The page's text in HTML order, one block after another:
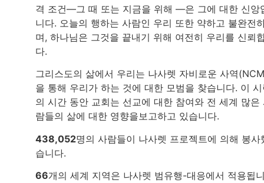
격 조건—그 때 또는 지금을 위해 —은 그에 대한 신앙
니다. 오늘의 행하는 사람인 우리 또한 약하고 불완전
며, 하나님은 그것을 끝내기 위해 여전히 우리를 신뢰
다.
그리스도의 삶에서 우리는 나사렛 자비로운 사역
을 통해 우리가 하는 것에 대한 모범을 찾습니다. 이
의 시간 동안 교회는 선교에 대한 참여와 전 세계 많은
람들의 삶에 대한 영향을보고하고 있습니다.
438,052명의 사람들이 나사렛 프로젝트에 의해 봉사
습니다.
66개의 세계 지역은 나사렛 범유행-대응에서 적용됩